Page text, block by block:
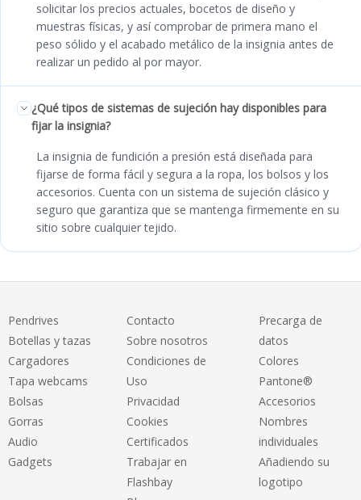
solicitar los precios actuales, bocetos de diseño y
muestras físicas, y así comprobar de primera mano el
peso sólido y el acabado metálico de la insignia antes de
realizar un pedido al por mayor.
¿Qué tipos de sistemas de sujeción hay disponibles para
fijar la insignia?
La insignia de fundición a presión está diseñada para
fijarse de forma fácil y segura a la ropa, los bolsos y los
accesorios. Cuenta con un sistema de sujeción clásico y
seguro que garantiza que se mantenga firmemente en su
sitio sobre cualquier tejido.
Pendrives
Botellas y tazas
Cargadores
Tapa webcams
Bolsas
Gorras
Audio
Gadgets
Contacto
Sobre nosotros
Condiciones de
Uso
Privacidad
Cookies
Certificados
Trabajar en
Flashbay
Precarga de
datos
Colores
Pantone®
Accesorios
Nombres
individuales
Añadiendo su
logotipo